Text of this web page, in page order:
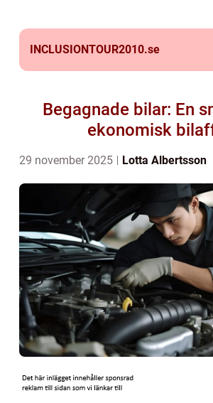
INCLUSIONTOUR2010.se
Begagnade bilar: En
ekonomisk
29 november 2025 Lotta Albertsson